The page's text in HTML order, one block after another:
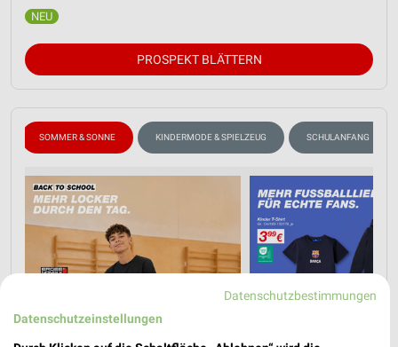
PROSPEKT BLÄTTERN
SOMMER & SONNE KINDERMODE & SPIELZEUG SCHULANFANG
Datenschutzbestimmungen
Datenschutzeinstellungen